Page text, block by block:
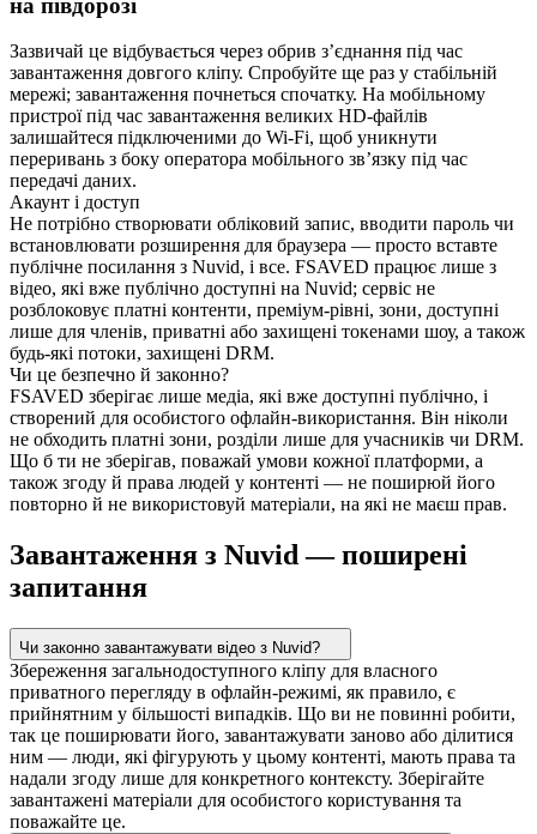
Зазвичай це відбувається через обрив з’єднання під час
завантаження довгого кліпу. Спробуйте ще раз у стабільній
мережі; завантаження почнеться спочатку. На мобільному
пристрої під час завантаження великих HD-файлів
залишайтеся підключеними до Wi-Fi, щоб уникнути
переривань з боку оператора мобільного зв’язку під час
передачі даних.
Акаунт і доступ
Не потрібно створювати обліковий запис, вводити пароль чи
встановлювати розширення для браузера — просто вставте
публічне посилання з Nuvid, і все. FSAVED працює лише з
відео, які вже публічно доступні на Nuvid; сервіс не
розблоковує платні контенти, преміум-рівні, зони, доступні
лише для членів, приватні або захищені токенами шоу, а також
будь-які потоки, захищені DRM.
Чи це безпечно й законно?
FSAVED зберігає лише медіа, які вже доступні публічно, і
створений для особистого офлайн-використання. Він ніколи
не обходить платні зони, розділи лише для учасників чи DRM.
Що б ти не зберігав, поважай умови кожної платформи, а
також згоду й права людей у контенті — не поширюй його
повторно й не використовуй матеріали, на які не маєш прав.
Завантаження з Nuvid — поширені
запитання
Чи законно завантажувати відео з Nuvid?
Збереження загальнодоступного кліпу для власного
приватного перегляду в офлайн-режимі, як правило, є
прийнятним у більшості випадків. Що ви не повинні робити,
так це поширювати його, завантажувати заново або ділитися
ним — люди, які фігурують у цьому контенті, мають права та
надали згоду лише для конкретного контексту. Зберігайте
завантажені матеріали для особистого користування та
поважайте це.